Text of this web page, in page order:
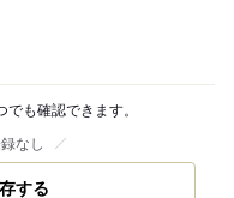
も確認できます。
なし
する